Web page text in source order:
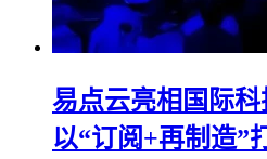
易点云亮相国际科
以“订阅+再制造”